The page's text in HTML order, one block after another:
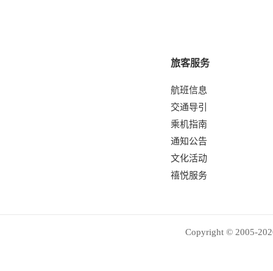
旅客服务
航班信息
交通导引
乘机指南
通知公告
文化活动
禧悦服务
Copyright © 2005-